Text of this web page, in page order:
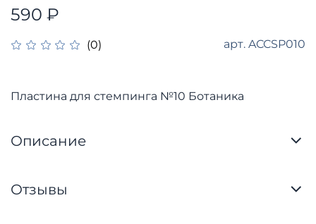
(0) арт. ACCSP010
590 ₽
Пластина для стемпинга №10 Ботаника
Описание
Отзывы